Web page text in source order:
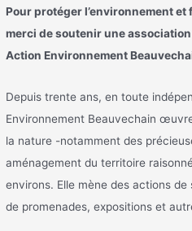
Pour protéger l’environnement
merci de soutenir une association
Action Environnement
Depuis trente ans, en toute
Environnement Beauvechain
la nature -notamment des
aménagement du territoire
environs. Elle mène des actions de
de promenades, expositions et